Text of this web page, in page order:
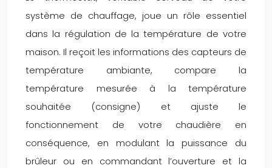
système de chauffage, joue un rôle essentiel
dans la régulation de la température de votre
maison. Il reçoit les informations des capteurs de
température ambiante, compare la
température mesurée à la température
souhaitée (consigne) et ajuste le
fonctionnement de votre chaudière en
conséquence, en modulant la puissance du
brûleur ou en commandant l’ouverture et la